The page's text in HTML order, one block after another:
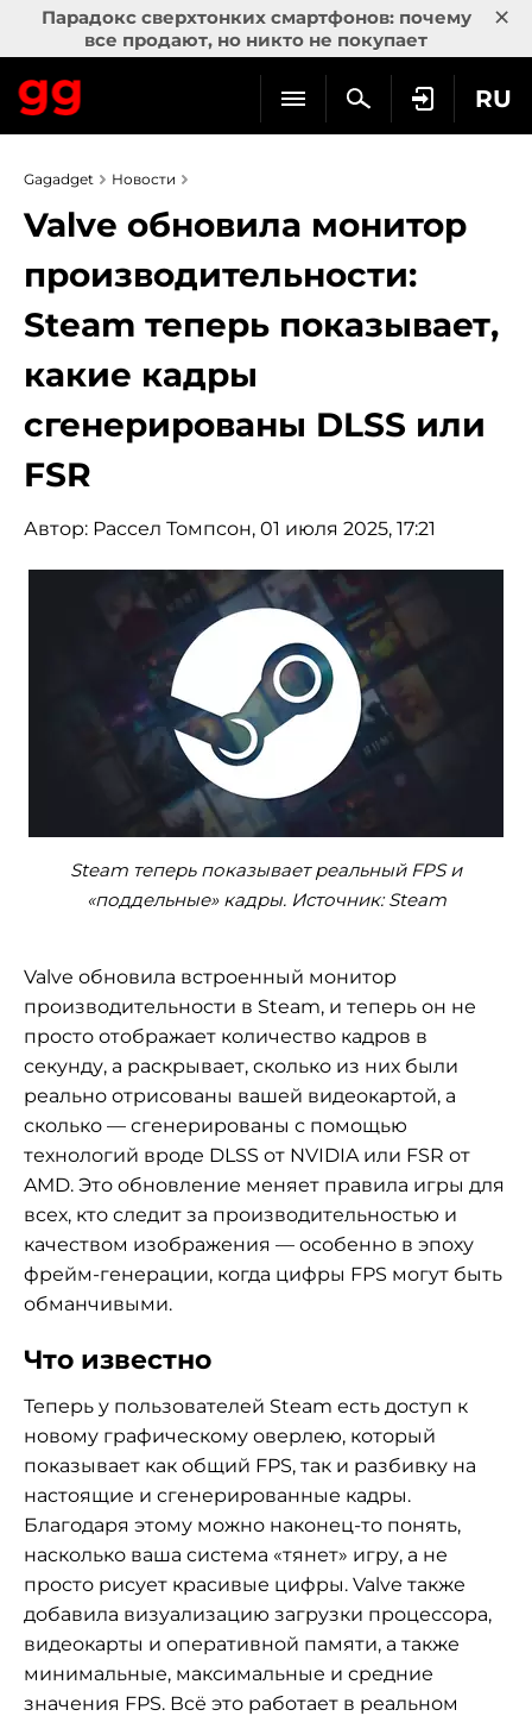
Парадокс сверхтонких смартфонов: почему
все продают, но никто не покупает
×
RU
Gagadget Новости
Valve обновила монитор
производительности:
Steam теперь показывает,
какие кадры
сгенерированы DLSS или
FSR
Автор: Рассел Томпсон, 01 июля 2025, 17:21
Steam теперь показывает реальный FPS и
«поддельные» кадры. Источник: Steam
Valve обновила встроенный монитор
производительности в Steam, и теперь он не
просто отображает количество кадров в
секунду, а раскрывает, сколько из них были
реально отрисованы вашей видеокартой, а
сколько — сгенерированы с помощью
технологий вроде DLSS от NVIDIA или FSR от
AMD. Это обновление меняет правила игры для
всех, кто следит за производительностью и
качеством изображения — особенно в эпоху
фрейм-генерации, когда цифры FPS могут быть
обманчивыми.
Что известно
Теперь у пользователей Steam есть доступ к
новому графическому оверлею, который
показывает как общий FPS, так и разбивку на
настоящие и сгенерированные кадры.
Благодаря этому можно наконец-то понять,
насколько ваша система «тянет» игру, а не
просто рисует красивые цифры. Valve также
добавила визуализацию загрузки процессора,
видеокарты и оперативной памяти, а также
минимальные, максимальные и средние
значения FPS. Всё это работает в реальном